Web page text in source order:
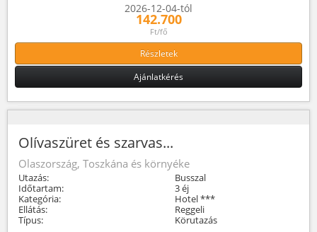
2026-12-04-tól
142.700
Ft/fő
Részletek
Ajánlatkérés
Olívaszüret és szarvas...
Olaszország, Toszkána és környéke
Utazás:
Busszal
Időtartam:
3 éj
Kategória:
Hotel ***
Ellátás:
Reggeli
Típus:
Körutazás